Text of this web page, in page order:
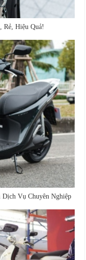
Rẻ, Hiệu Quả!
Vụ Chuyên Nghiệp